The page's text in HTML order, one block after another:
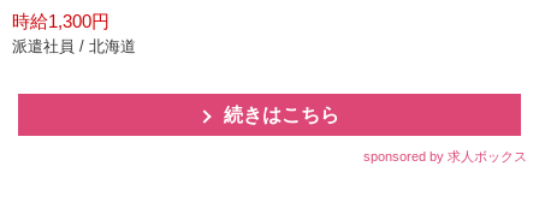
時給1,300円
派遣社員 / 北海道
続きはこちら
sponsored by 求人ボックス